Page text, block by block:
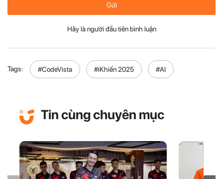
Gửi
Hãy là người đầu tiên bình luận
Tags: #CodeVista #iKhiến 2025 #AI
Tin cùng chuyên mục